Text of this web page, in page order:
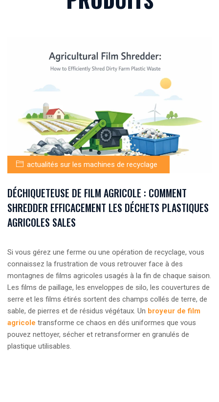
actualités sur les machines de recyclage
DÉCHIQUETEUSE DE FILM AGRICOLE : COMMENT
SHREDDER EFFICACEMENT LES DÉCHETS PLASTIQUES
AGRICOLES SALES
Si vous gérez une ferme ou une opération de recyclage, vous
connaissez la frustration de vous retrouver face à des
montagnes de films agricoles usagés à la fin de chaque saison.
Les films de paillage, les enveloppes de silo, les couvertures de
serre et les films étirés sortent des champs collés de terre, de
sable, de pierres et de résidus végétaux. Un broyeur de film
agricole transforme ce chaos en dés uniformes que vous
pouvez nettoyer, sécher et retransformer en granulés de
plastique utilisables.